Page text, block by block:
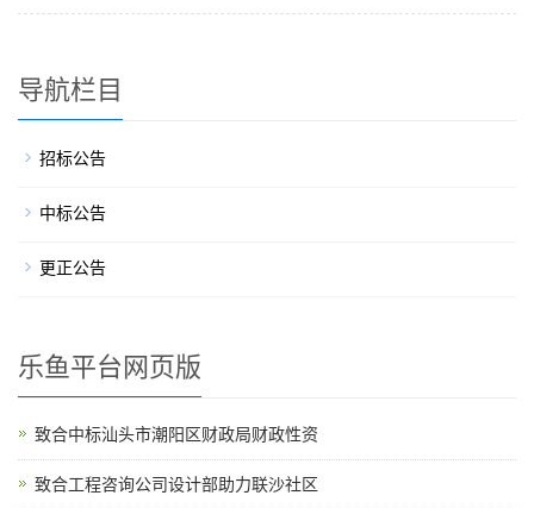
导航栏目
招标公告
中标公告
更正公告
乐鱼平台网页版
致合中标汕头市潮阳区财政局财政性资
致合工程咨询公司设计部助力联沙社区